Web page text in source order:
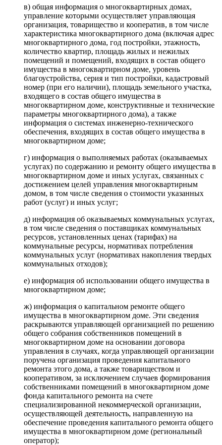
в) общая информация о многоквартирных домах,
управление которыми осуществляет управляющая
организация, товарищество и кооператив, в том числе
характеристика многоквартирного дома (включая адрес
многоквартирного дома, год постройки, этажность,
количество квартир, площадь жилых и нежилых
помещений и помещений, входящих в состав общего
имущества в многоквартирном доме, уровень
благоустройства, серия и тип постройки, кадастровый
номер (при его наличии), площадь земельного участка,
входящего в состав общего имущества в
многоквартирном доме, конструктивные и технические
параметры многоквартирного дома), а также
информация о системах инженерно-технического
обеспечения, входящих в состав общего имущества в
многоквартирном доме;
г) информация о выполняемых работах (оказываемых
услугах) по содержанию и ремонту общего имущества в
многоквартирном доме и иных услугах, связанных с
достижением целей управления многоквартирным
домом, в том числе сведения о стоимости указанных
работ (услуг) и иных услуг;
д) информация об оказываемых коммунальных услугах,
в том числе сведения о поставщиках коммунальных
ресурсов, установленных ценах (тарифах) на
коммунальные ресурсы, нормативах потребления
коммунальных услуг (нормативах накопления твердых
коммунальных отходов);
е) информация об использовании общего имущества в
многоквартирном доме;
ж) информация о капитальном ремонте общего
имущества в многоквартирном доме. Эти сведения
раскрываются управляющей организацией по решению
общего собрания собственников помещений в
многоквартирном доме на основании договора
управления в случаях, когда управляющей организации
поручена организация проведения капитального
ремонта этого дома, а также товариществом и
кооперативом, за исключением случаев формирования
собственниками помещений в многоквартирном доме
фонда капитального ремонта на счете
специализированной некоммерческой организации,
осуществляющей деятельность, направленную на
обеспечение проведения капитального ремонта общего
имущества в многоквартирном доме (региональный
оператор);